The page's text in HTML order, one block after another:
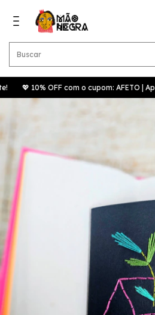
10% OFF com o cupom: AFETO | Aproveite!